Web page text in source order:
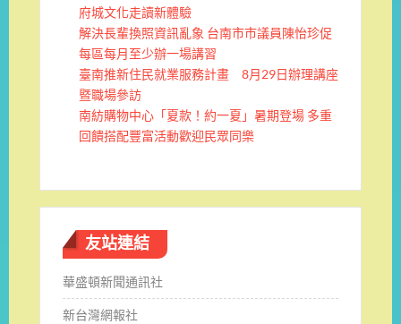
府城文化走讀新體驗
解決長輩換照資訊亂象 台南市市議員陳怡珍促
每區每月至少辦一場講習
臺南推新住民就業服務計畫 8月29日辦理講座
暨職場參訪
南紡購物中心「夏款！約一夏」暑期登場 多重
回饋搭配豐富活動歡迎民眾同樂
友站連結
華盛頓新聞通訊社
新台灣網報社